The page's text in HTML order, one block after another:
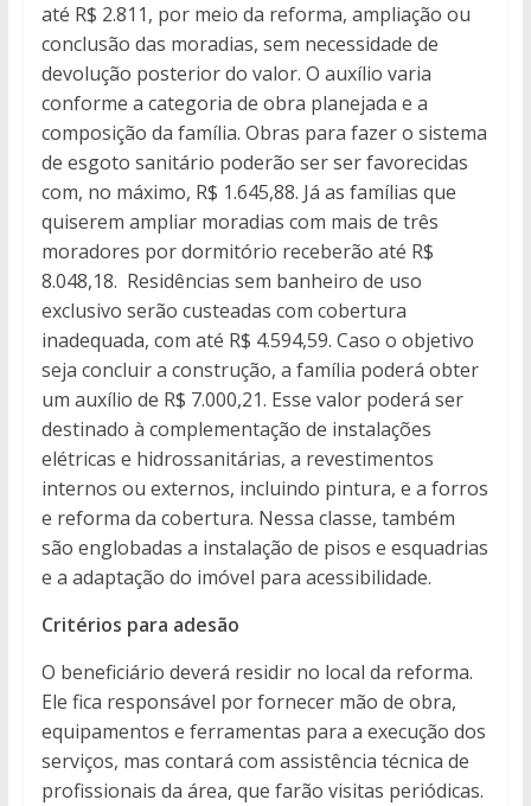
até R$ 2.811, por meio da reforma, ampliação ou
conclusão das moradias, sem necessidade de
devolução posterior do valor. O auxílio varia
conforme a categoria de obra planejada e a
composição da família. Obras para fazer o sistema
de esgoto sanitário poderão ser ser favorecidas
com, no máximo, R$ 1.645,88. Já as famílias que
quiserem ampliar moradias com mais de três
moradores por dormitório receberão até R$
8.048,18. Residências sem banheiro de uso
exclusivo serão custeadas com cobertura
inadequada, com até R$ 4.594,59. Caso o objetivo
seja concluir a construção, a família poderá obter
um auxílio de R$ 7.000,21. Esse valor poderá ser
destinado à complementação de instalações
elétricas e hidrossanitárias, a revestimentos
internos ou externos, incluindo pintura, e a forros
e reforma da cobertura. Nessa classe, também
são englobadas a instalação de pisos e esquadrias
e a adaptação do imóvel para acessibilidade.
Critérios para adesão
O beneficiário deverá residir no local da reforma.
Ele fica responsável por fornecer mão de obra,
equipamentos e ferramentas para a execução dos
serviços, mas contará com assistência técnica de
profissionais da área, que farão visitas periódicas.